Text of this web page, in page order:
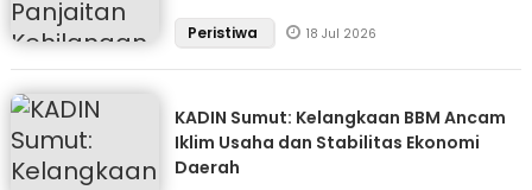
Peristiwa 18 Jul 2026
KADIN Sumut: Kelangkaan BBM Ancam
Iklim Usaha dan Stabilitas Ekonomi
Daerah